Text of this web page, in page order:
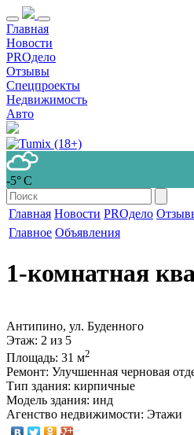
Главная
Новости
PROдело
Отзывы
Спецпроекты
Недвижимость
Авто
-5° С
Главная Новости PROдело
Главное Объявления
1-комнатная
Антипино, ул. Буденного
Этаж: 2 из 5
Площадь: 31 м2
Ремонт: Улучшенная черновая
Тип здания: кирпичные
Модель здания: инд
Агенство недвижимости: Этажи